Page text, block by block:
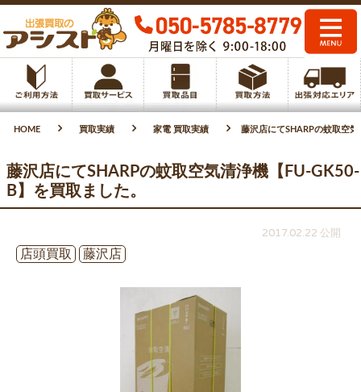
HOME 買取実績 家電 買取実績 藤沢店にてSHARPの蚊取空
藤沢店にてSHARPの蚊取空気清浄機【FU-GK50-
B】を買取ました。
2017.02.22 公開
店頭買取
藤沢店